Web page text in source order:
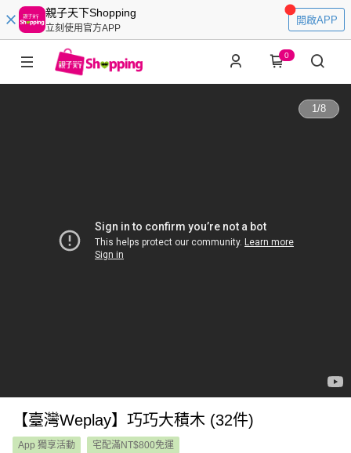
親子天下Shopping
立刻使用官方APP
開啟APP
0
1/8
【臺灣Weplay】巧巧大積木 (32件)
App 獨享活動 宅配滿NT$800免運